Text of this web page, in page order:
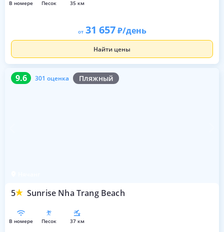
в номере песок 35 км
от 31 657 /день
Найти цены
9.6 301 оценка Пляжный
5 Sunrise Nha Trang Beach
9.6 301 оценка
в номере песок 37 км